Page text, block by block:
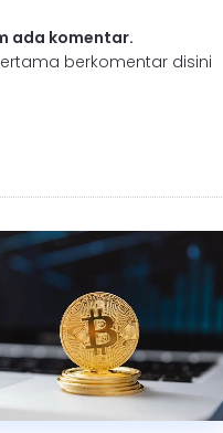
ada komentar.
berkomentar disini